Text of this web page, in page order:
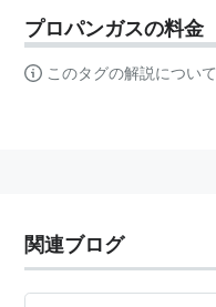
プロパンガスの料金
このタグの解説について
関連ブログ